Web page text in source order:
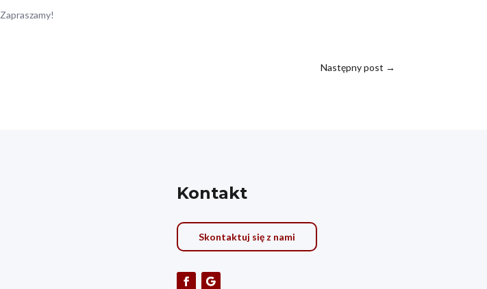
Zapraszamy!
Następny post →
Kontakt
Skontaktuj się z nami